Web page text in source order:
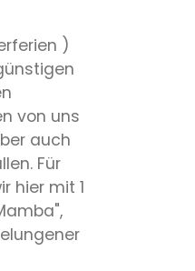
)
von uns
auch
Für
hier mit 1